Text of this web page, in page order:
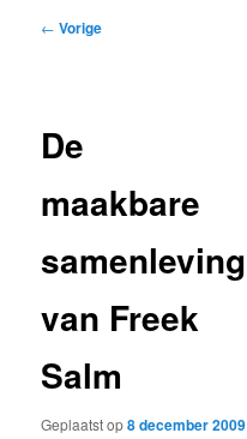
Bericht
← Vorige
De
maakbare
samenleving
van Freek
Salm
Geplaatst op8 december 2009